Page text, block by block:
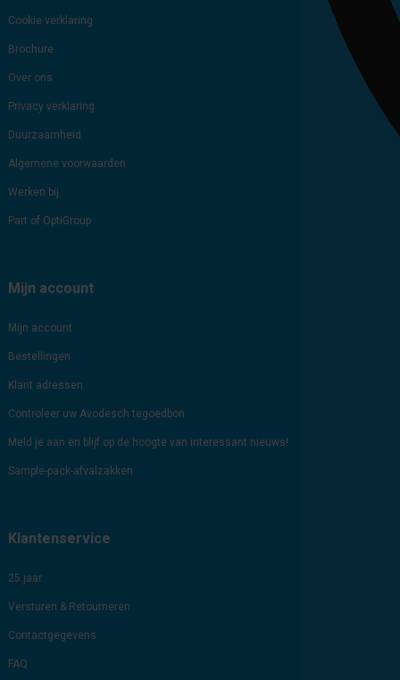
Cookie verklaring
Brochure
Over ons
Privacy verklaring
Duurzaamheid
Algemene voorwaarden
Werken bij
Part of OptiGroup
Mijn account
Mijn account
Bestellingen
Klant adressen
Controleer uw Avodesch tegoedbon
Meld je aan en blijf op de hoogte van interessant nieuws!
Sample-pack-afvalzakken
Klantenservice
25 jaar
Versturen & Retourneren
Contactgegevens
FAQ